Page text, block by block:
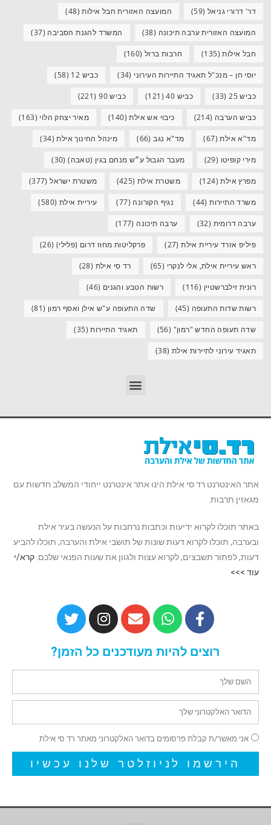
דר' דרורי גניאל (59) המועצה האזורית חבל אילות(48)
המועצה האזורית ערבה תיכונה (38) המשרד להגנת הסביבה (37)
חבל אילות(135) חרבות ברזל (160)
יוסי חן – מנכ"ל תאגיד התיירות העירוני (34) כביש 12 (58)
כביש 25 (33) כביש 40 (121) כביש 90 (221)
כביש הערבה (214) כיבוי אש אילת(140) מאיר יצחק הלוי (163)
מד"א אילת(67) מד"א נגב(66) מינהל החינוך אילת(34)
מירי קופיטו (29) מעבר הגבול ע״ש מנחם בגין (טאבה)(30)
מפרץ אילת(124) משטרת אילת (425) משטרת ישראל(377)
משרד התיירות(44) נגיף הקורונה (77) עיריית אילת (580)
ערבה דרומית (32) ערבה תיכונה (177)
פיליפ אזרד עיריית אילת(27) פרקליטות מחוז דרום (פלילי) (26)
ראש עיריית אילת, אלי לנקרי (65) רד סי אילת (28)
רונית זילברשטיין (116) רשות הטבע והגנים (46)
רשות שדות התעופה (45) שדה התעופה ע"ש אילן ואסף רמון (81)
שדה תעופה החדש "רמון" (56) תאגיד התיירות(35)
תאגיד עירוני לתיירות אילת (38)
אתר האינטרנט רד סי אילת הינו אתר אינטרנט ייחודי המשלב חדשות עם
מגאזין תרבות.
באתר תוכלו לקרוא ידיעות וכתבות נרחבות על הנעשה בעיר אילת
ובערבה, תוכלו לקרוא דעות שונות של תושבי אילת והערבה, תוכלו להביע
דעות, לפתור תשבצים, לקרוא עצות ולגוון את שעות הפנאי שלכם. קרא/י
עוד >>>
רוצים להיות מעודכנים כל הזמן?
אני מאשר/ת קבלת פרסומים בדואר האלקטרוני מאתר רד סי אילת
הירשמו לניוזלטר שלנו עכשיו